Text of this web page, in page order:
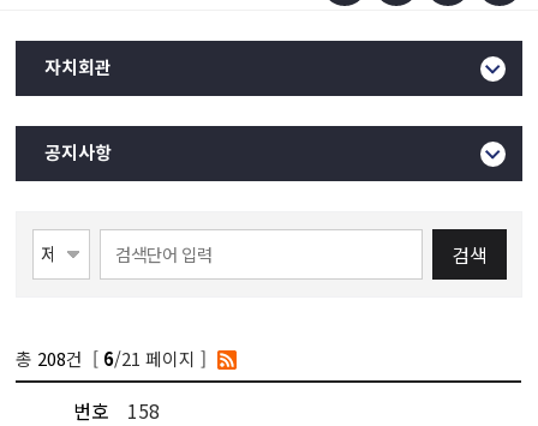
자치회관
공지사항
검색
총 208건 [ 6/21 페이지 ]
번호
158